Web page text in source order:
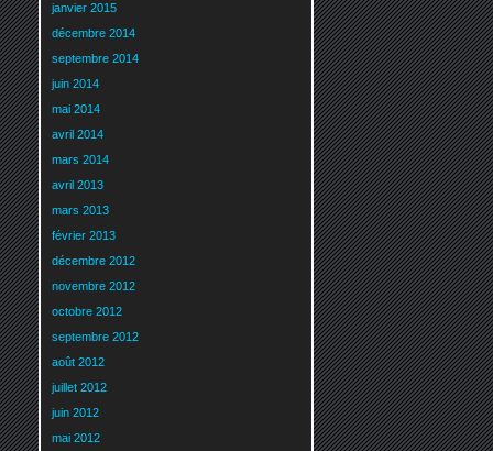
janvier 2015
décembre 2014
septembre 2014
juin 2014
mai 2014
avril 2014
mars 2014
avril 2013
mars 2013
février 2013
décembre 2012
novembre 2012
octobre 2012
septembre 2012
août 2012
juillet 2012
juin 2012
mai 2012